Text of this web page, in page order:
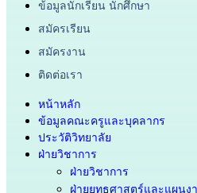
ข้อมูลนักเรียน นักศึกษา
สมัครเรียน
สมัครงาน
ติดต่อเรา
หน้าหลัก
ข้อมูลคณะครูและบุคลากร
ประวัติวิทยาลัย
ฝ่ายวิชาการ
ฝ่ายวิชาการ
ฝ่ายยุทธศาสตร์และแผนง